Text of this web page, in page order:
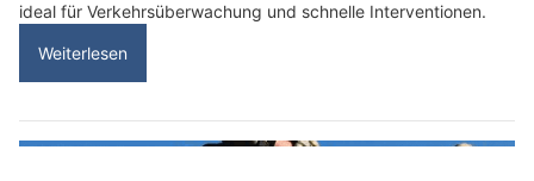
ideal für Verkehrsüberwachung und schnelle Interventionen.
Weiterlesen